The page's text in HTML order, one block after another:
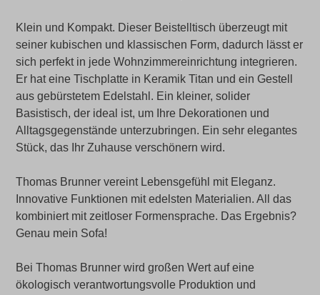
Klein und Kompakt. Dieser Beistelltisch überzeugt mit
seiner kubischen und klassischen Form, dadurch lässt er
sich perfekt in jede Wohnzimmereinrichtung integrieren.
Er hat eine Tischplatte in Keramik Titan und ein Gestell
aus gebürstetem Edelstahl. Ein kleiner, solider
Basistisch, der ideal ist, um Ihre Dekorationen und
Alltagsgegenstände unterzubringen. Ein sehr elegantes
Stück, das Ihr Zuhause verschönern wird.
Thomas Brunner vereint Lebensgefühl mit Eleganz.
Innovative Funktionen mit edelsten Materialien. All das
kombiniert mit zeitloser Formensprache. Das Ergebnis?
Genau mein Sofa!
Bei Thomas Brunner wird großen Wert auf eine
ökologisch verantwortungsvolle Produktion und